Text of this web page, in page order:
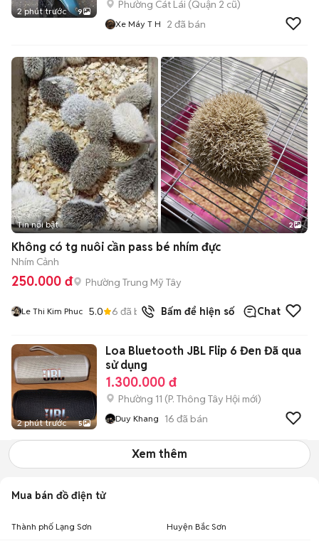
2 phút trước 9
Phường Cát Lái (Quận 2 cũ)
Xe Máy T H 2 đã bán
Tin nổi bật 2
Không có tg nuôi cần pass bé nhím đực
Nhím Cảnh
250.000 đ Phường Trung Mỹ Tây
Le Thi Kim Phuc 5.0 6 đã bán Bấm để hiện số Chat
2 phút trước 5
Loa Bluetooth JBL Flip 6 Đen Đã qua
sử dụng
1.300.000 đ
Phường 11 (P. Thông Tây Hội mới)
Duy Khang 16 đã bán
Xem thêm
Mua bán đồ điện tử
Thành phố Lạng Sơn Huyện Bắc Sơn